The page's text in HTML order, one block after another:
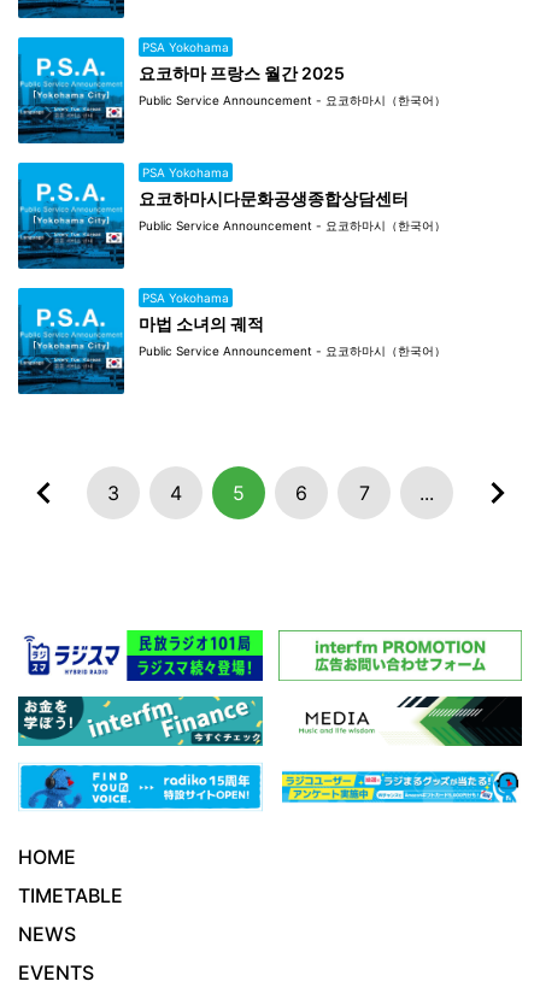
PSA Yokohama
요코하마 프랑스 월간 2025
Public Service Announcement - 요코하마시（한국어）
PSA Yokohama
요코하마시다문화공생종합상담센터
Public Service Announcement - 요코하마시（한국어）
PSA Yokohama
마법 소녀의 궤적
Public Service Announcement - 요코하마시（한국어）
3 4 5 6 7 ...
HOME
TIMETABLE
NEWS
EVENTS